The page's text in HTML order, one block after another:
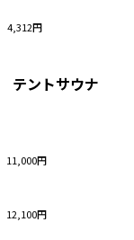
4,312円
テントサウナ
11,000円
12,100円